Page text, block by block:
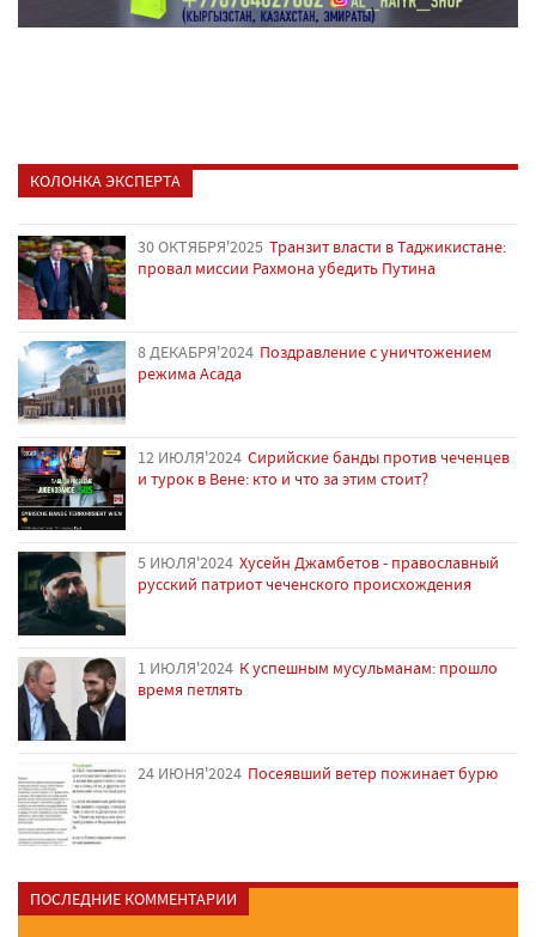
КОЛОНКА ЭКСПЕРТА
30 ОКТЯБРЯ'2025 Транзит власти в Таджикистане:
провал миссии Рахмона убедить Путина
8 ДЕКАБРЯ'2024 Поздравление с уничтожением
режима Асада
12 ИЮЛЯ'2024 Сирийские банды против чеченцев
и турок в Вене: кто и что за этим стоит?
5 ИЮЛЯ'2024 Хусейн Джамбетов - православный
русский патриот чеченского происхождения
1 ИЮЛЯ'2024 К успешным мусульманам: прошло
время петлять
24 ИЮНЯ'2024 Посеявший ветер пожинает бурю
ПОСЛЕДНИЕ КОММЕНТАРИИ